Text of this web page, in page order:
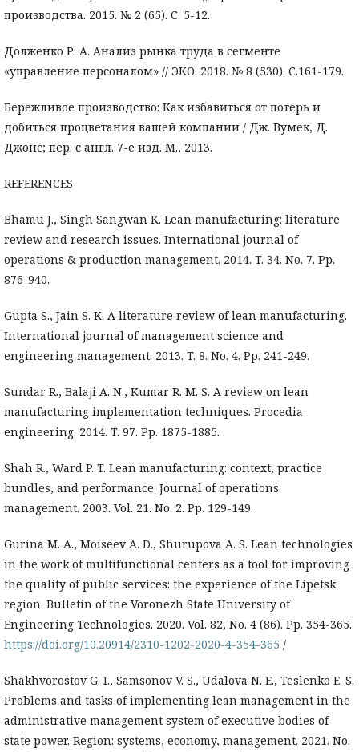
производства. 2015. № 2 (65). С. 5-12.
Долженко Р. А. Анализ рынка труда в сегменте
«управление персоналом» // ЭКО. 2018. № 8 (530). С.161-179.
Бережливое производство: Как избавиться от потерь и
добиться процветания вашей компании / Дж. Вумек, Д.
Джонс; пер. с англ. 7-е изд. М., 2013.
REFERENCES
Bhamu J., Singh Sangwan K. Lean manufacturing: literature
review and research issues. International journal of
operations & production management. 2014. T. 34. No. 7. Pp.
876-940.
Gupta S., Jain S. K. A literature review of lean manufacturing.
International journal of management science and
engineering management. 2013. T. 8. No. 4. Pp. 241-249.
Sundar R., Balaji A. N., Kumar R. M. S. A review on lean
manufacturing implementation techniques. Procedia
engineering. 2014. T. 97. Pp. 1875-1885.
Shah R., Ward P. T. Lean manufacturing: context, practice
bundles, and performance. Journal of operations
management. 2003. Vol. 21. No. 2. Pp. 129-149.
Gurina M. A., Moiseev A. D., Shurupova A. S. Lean technologies
in the work of multifunctional centers as a tool for improving
the quality of public services: the experience of the Lipetsk
region. Bulletin of the Voronezh State University of
Engineering Technologies. 2020. Vol. 82, No. 4 (86). Pp. 354-365.
https://doi.org/10.20914/2310-1202-2020-4-354-365 /
Shakhvorostov G. I., Samsonov V. S., Udalova N. E., Teslenko E. S.
Problems and tasks of implementing lean management in the
administrative management system of executive bodies of
state power. Region: systems, economy, management. 2021. No.